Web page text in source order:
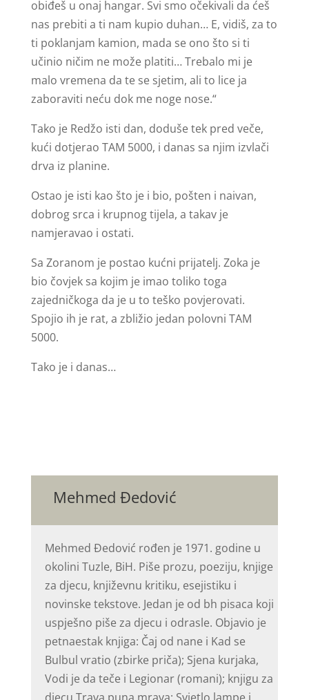
obiđeš u onaj hangar. Svi smo očekivali da ćeš
nas prebiti a ti nam kupio duhan… E, vidiš, za to
ti poklanjam kamion, mada se ono što si ti
učinio ničim ne može platiti… Trebalo mi je
malo vremena da te se sjetim, ali to lice ja
zaboraviti neću dok me noge nose.“
Tako je Redžo isti dan, doduše tek pred veče,
kući dotjerao TAM 5000, i danas sa njim izvlači
drva iz planine.
Ostao je isti kao što je i bio, pošten i naivan,
dobrog srca i krupnog tijela, a takav je
namjeravao i ostati.
Sa Zoranom je postao kućni prijatelj. Zoka je
bio čovjek sa kojim je imao toliko toga
zajedničkoga da je u to teško povjerovati.
Spojio ih je rat, a zbližio jedan polovni TAM
5000.
Tako je i danas…
Mehmed Đedović
Mehmed Đedović rođen je 1971. godine u
okolini Tuzle, BiH. Piše prozu, poeziju, knjige
za djecu, književnu kritiku, esejistiku i
novinske tekstove. Jedan je od bh pisaca koji
uspješno piše za djecu i odrasle. Objavio je
petnaestak knjiga: Čaj od nane i Kad se
Bulbul vratio (zbirke priča); Sjena kurjaka,
Vodi je da teče i Legionar (romani); knjigu za